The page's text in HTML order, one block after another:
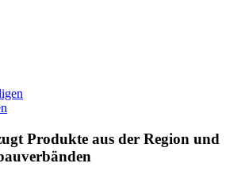
Produkte aus der Region und